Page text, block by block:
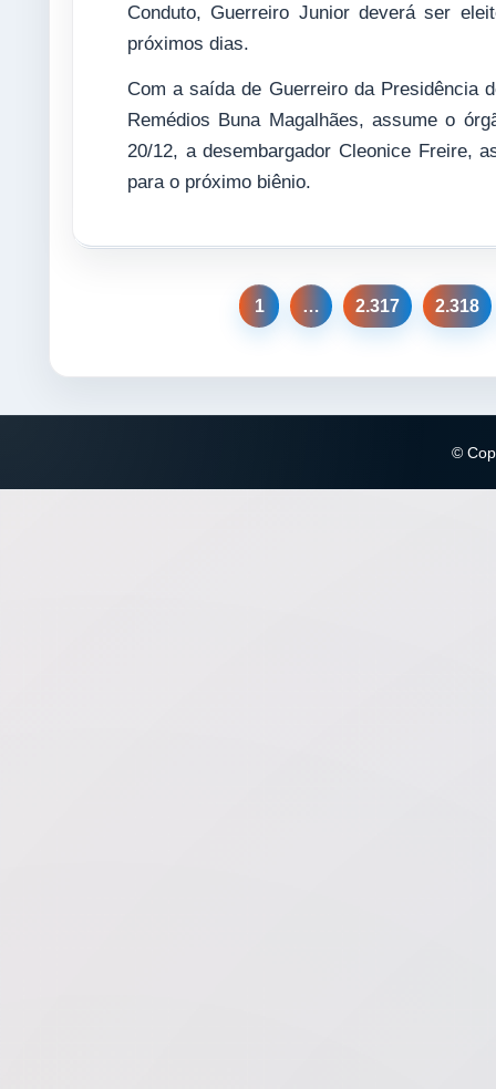
Conduto, Guerreiro Junior deverá ser
próximos dias.
Com a saída de Guerreiro da Presidência
Remédios Buna Magalhães, assume o
20/12, a desembargador Cleonice Freire,
para o próximo biênio.
1 … 2.317 2.318
©